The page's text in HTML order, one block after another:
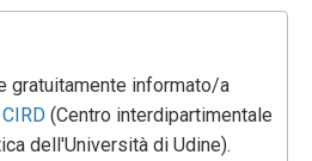
gratuitamente informato/a
CIRD (Centro interdipartimentale
dell'Università di Udine).